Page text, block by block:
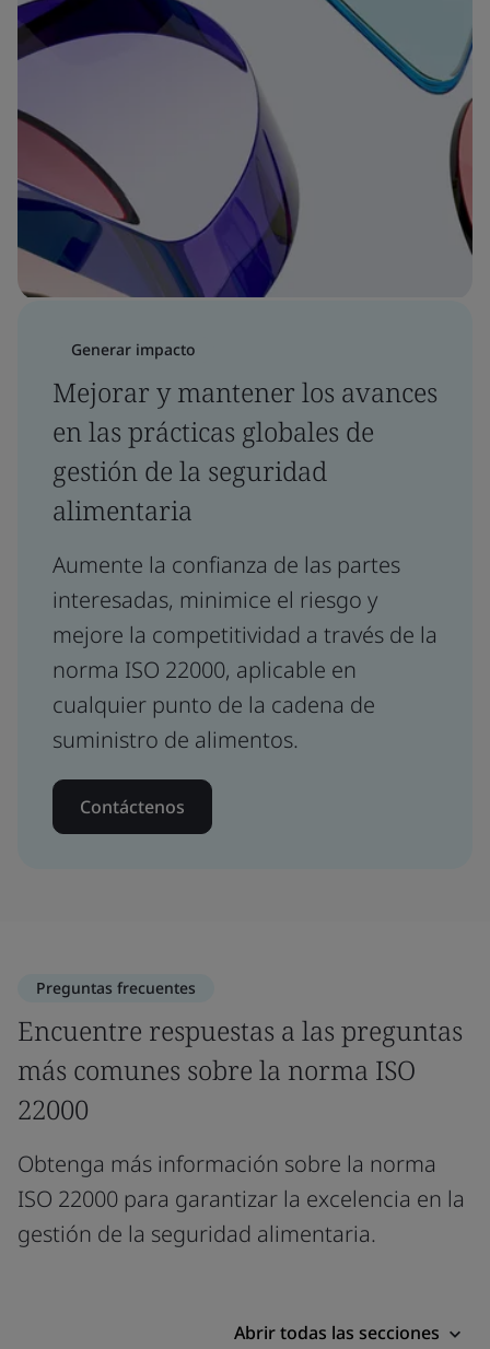
Generar impacto
Mejorar y mantener los avances
en las prácticas globales de
gestión de la seguridad
alimentaria
Aumente la confianza de las partes
interesadas, minimice el riesgo y
mejore la competitividad a través de la
norma ISO 22000, aplicable en
cualquier punto de la cadena de
suministro de alimentos.
Contáctenos
Preguntas frecuentes
Encuentre respuestas a las preguntas
más comunes sobre la norma ISO
22000
Obtenga más información sobre la norma
ISO 22000 para garantizar la excelencia en la
gestión de la seguridad alimentaria.
Abrir todas las secciones